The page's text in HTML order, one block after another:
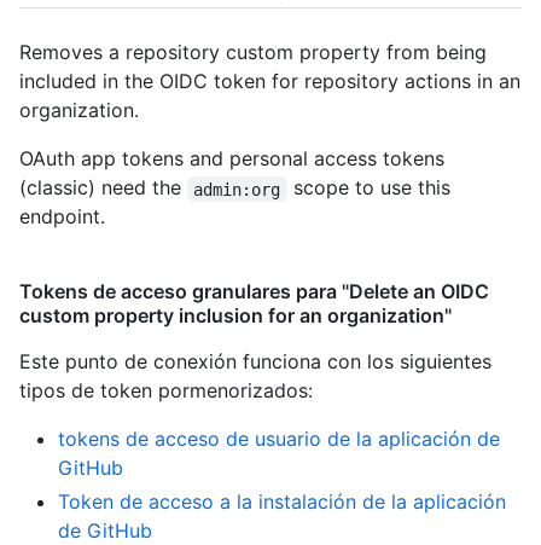
Removes a repository custom property from being
included in the OIDC token for repository actions in an
organization.
OAuth app tokens and personal access tokens
(classic) need the
admin:org
scope to use this
endpoint.
Tokens de acceso granulares para "Delete an OIDC
custom property inclusion for an organization"
Este punto de conexión funciona con los siguientes
tipos de token pormenorizados:
tokens de acceso de usuario de la aplicación de
GitHub
Token de acceso a la instalación de la aplicación
de GitHub